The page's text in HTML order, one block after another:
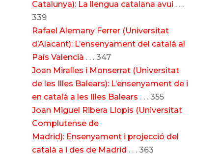
Catalunya): La llengua catalana avui . . .
339
Rafael Alemany Ferrer (Universitat
d’Alacant): L’ensenyament del català al
País Valencià . . . 347
Joan Miralles i Monserrat (Universitat
de les Illes Balears): L’ensenyament de i
en català a les Illes Balears . . . 355
Joan Miguel Ribera Llopis (Universitat
Complutense de
Madrid): Ensenyament i projecció del
català a i des de Madrid . . . 363